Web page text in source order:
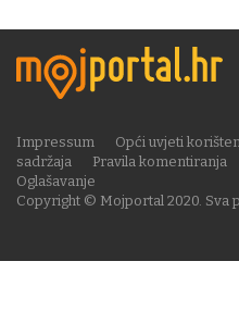
Copyright © Mojportal 2020. Sva
Impressum Opći uvjeti
sadržaja
Pravila komentiranja
Oglašavanje